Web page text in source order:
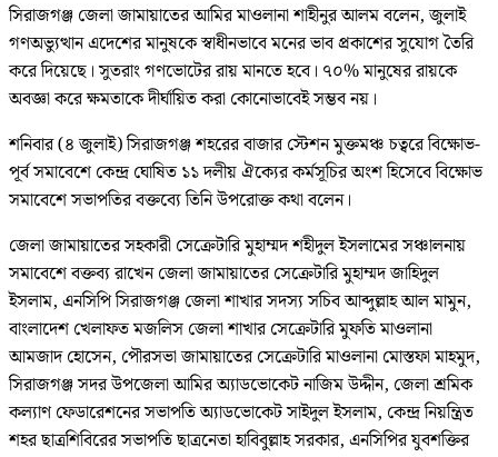
সিরাজগঞ্জ জেলা জামায়াতের আমির মাওলানা শাহীনুর আলম বলেন, জুলাই
গণঅভ্যুত্থান এদেশের মানুষকে স্বাধীনভাবে মনের ভাব প্রকাশের সুযোগ তৈরি
করে দিয়েছে। সুতরাং গণভোটের রায় মানতে হবে। ৭০% মানুষের রায়কে
অবজ্ঞা করে ক্ষমতাকে দীর্ঘায়িত করা কোনোভাবেই সম্ভব নয়।
শনিবার (৪ জুলাই) সিরাজগঞ্জ শহরের বাজার স্টেশন মুক্তমঞ্চ চত্বরে বিক্ষোভ-
পূর্ব সমাবেশে কেন্দ্র ঘোষিত ১১ দলীয় ঐক্যের কর্মসূচির অংশ হিসেবে বিক্ষোভ
সমাবেশে সভাপতির বক্তব্যে তিনি উপরোক্ত কথা বলেন।
জেলা জামায়াতের সহকারী সেক্রেটারি মুহাম্মদ শহীদুল ইসলামের সঞ্চালনায়
সমাবেশে বক্তব্য রাখেন জেলা জামায়াতের সেক্রেটারি মুহাম্মদ জাহিদুল
ইসলাম, এনসিপি সিরাজগঞ্জ জেলা শাখার সদস্য সচিব আব্দুল্লাহ আল মামুন,
বাংলাদেশ খেলাফত মজলিস জেলা শাখার সেক্রেটারি মুফতি মাওলানা
আমজাদ হোসেন, পৌরসভা জামায়াতের সেক্রেটারি মাওলানা মোস্তফা মাহমুদ,
সিরাজগঞ্জ সদর উপজেলা আমির অ্যাডভোকেট নাজিম উদ্দীন, জেলা শ্রমিক
কল্যাণ ফেডারেশনের সভাপতি অ্যাডভোকেট সাইদুল ইসলাম, কেন্দ্র নিয়ন্ত্রিত
শহর ছাত্রশিবিরের সভাপতি ছাত্রনেতা হাবিবুল্লাহ সরকার, এনসিপির যুবশক্তির